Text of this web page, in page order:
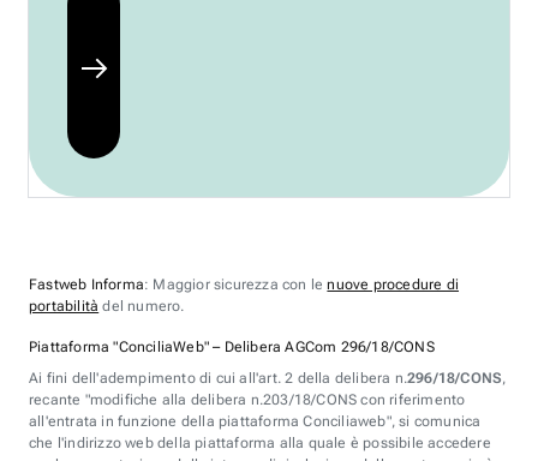
Fastweb Informa: Maggior sicurezza con lenuove procedure di
portabilità del numero.
Piattaforma "ConciliaWeb" – Delibera AGCom 296/18/CONS
Ai fini dell'adempimento di cui all'art. 2 della delibera n.296/18/CONS,
recante "modifiche alla delibera n.203/18/CONS con riferimento
all'entrata in funzione della piattaforma Conciliaweb", si comunica
che l'indirizzo web della piattaforma alla quale è possibile accedere